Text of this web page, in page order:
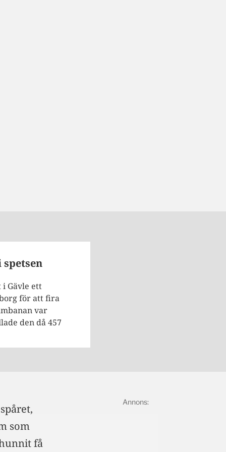
spetsen
i Gävle ett
för att fira
var
den då 457
som
få